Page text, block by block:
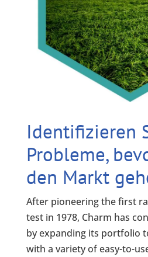
Identifizieren
Probleme,
den Markt
After pioneering the first
test in 1978, Charm has
by expanding its portfolio
with a variety of easy-to-